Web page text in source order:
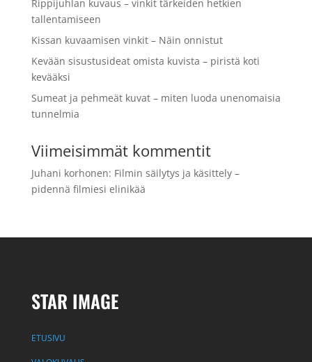
Rippijuhlan kuvaus – vinkit tärkeiden hetkien
tallentamiseen
Kissan kuvaamisen vinkit – Näin onnistut
Kevään sisustusideat omista kuvista – piristä koti
kevääksi
Sumeat ja pehmeät kuvat – miten luoda unenomaisia
tunnelmia
Viimeisimmät kommentit
Juhani korhonen: Filmin säilytys ja käsittely –
pidennä filmiesi elinikää
STAR IMAGE
ETUSIVU